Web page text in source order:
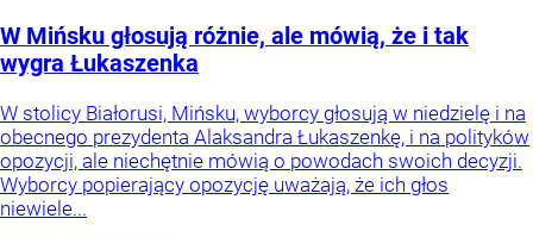
W Mińsku głosują różnie, ale mówią, że i tak
wygra Łukaszenka
W stolicy Białorusi, Mińsku, wyborcy głosują w niedzielę i na
obecnego prezydenta Alaksandra Łukaszenkę, i na polityków
opozycji, ale niechętnie mówią o powodach swoich decyzji.
Wyborcy popierający opozycję uważają, że ich głos
niewiele...